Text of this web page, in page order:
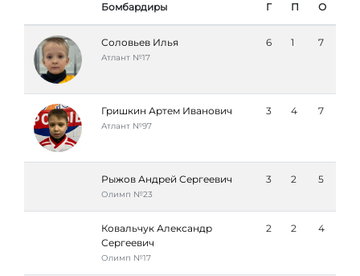
Бомбардиры Г П О
Соловьев Илья
Атлант №17
6 1 7
Гришкин Артем Иванович
Атлант №97
3 4 7
Рыжов Андрей Сергеевич
Олимп №23
3 2 5
Ковальчук Александр
Сергеевич
Олимп №17
2 2 4